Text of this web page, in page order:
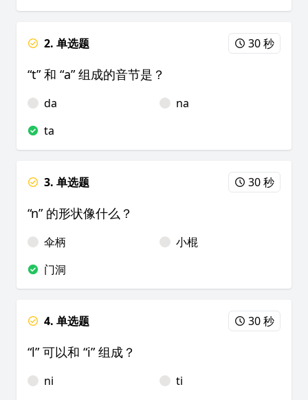
2. 单选题 30 秒
“t” 和 “a” 组成的音节是？
da
na
ta
3. 单选题 30 秒
“n” 的形状像什么？
伞柄
小棍
门洞
4. 单选题 30 秒
“l” 可以和 “i” 组成？
ni
ti